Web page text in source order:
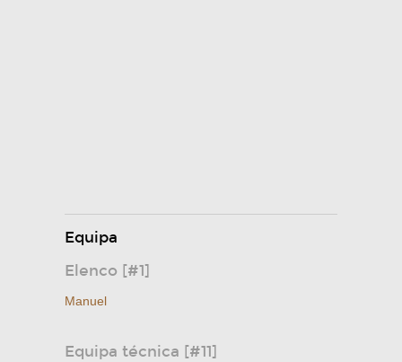
Equipa
Elenco [#1]
Manuel
Equipa técnica [#11]